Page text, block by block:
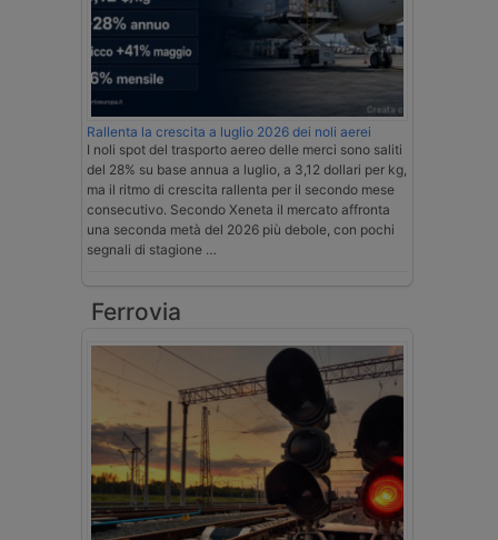
Rallenta la crescita a luglio 2026 dei noli aerei
I noli spot del trasporto aereo delle merci sono saliti
del 28% su base annua a luglio, a 3,12 dollari per kg,
ma il ritmo di crescita rallenta per il secondo mese
consecutivo. Secondo Xeneta il mercato affronta
una seconda metà del 2026 più debole, con pochi
segnali di stagione …
Ferrovia